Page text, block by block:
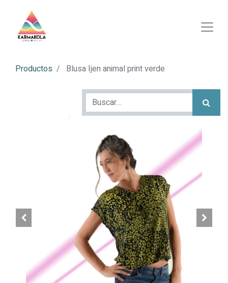
Productos Blusa Ijen animal print verde